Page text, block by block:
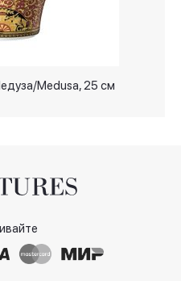
Medusa, 25 см